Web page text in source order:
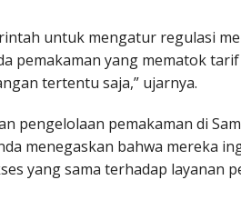
untuk mengatur regulasi
pemakaman yang mematok
tertentu saja,” ujarnya.
pengelolaan pemakaman di
menegaskan bahwa mereka
yang sama terhadap layanan